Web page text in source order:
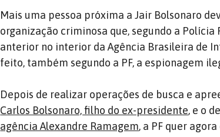
Mais uma pessoa próxima a Jair Bolsonaro
organização criminosa que, segundo a
anterior no interior da Agência Brasileira de
feito, também segundo a PF, a espionagem
Depois de realizar operações de busca e
Carlos Bolsonaro, filho do ex-presidente, e o
agência Alexandre Ramagem, a PF quer